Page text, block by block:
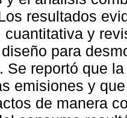
resultados
cuantitativa y
para
Se reportó que
emisiones y
de manera